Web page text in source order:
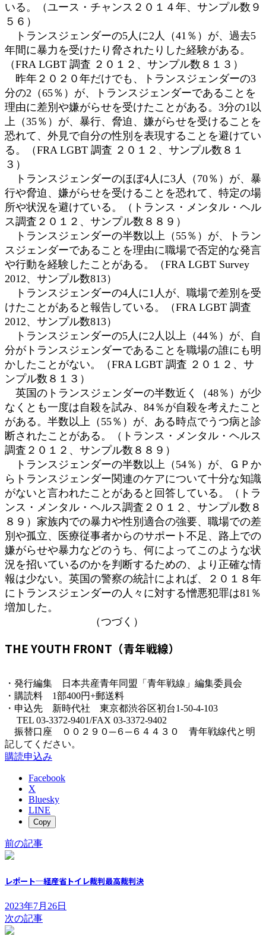
いる。（ユース・チャンス２０１４年、サンプル数９
５６）
トランスジェンダーの5人に2人（41％）が、過去5
年間に暴力を受けたり脅されたりした経験がある。
（FRA LGBT 調査 ２０１２、サンプル数８１３）
昨年２０２０年だけでも、トランスジェンダーの3
分の2（65％）が、トランスジェンダーであることを
理由に差別や嫌がらせを受けたことがある。3分の1以
上（35％）が、暴行、脅迫、嫌がらせを受けることを
恐れて、外見で自分の性別を表現することを避けてい
る。（FRA LGBT 調査 ２０１２、サンプル数８１
３）
トランスジェンダーのほぼ4人に3人（70％）が、暴
行や脅迫、嫌がらせを受けることを恐れて、特定の場
所や状況を避けている。（トランス・メンタル・ヘル
ス調査２０１２、サンプル数８８９）
トランスジェンダーの半数以上（55％）が、トラン
スジェンダーであることを理由に職場で否定的な発言
や行動を経験したことがある。（FRA LGBT Survey
2012、サンプル数813）
トランスジェンダーの4人に1人が、職場で差別を受
けたことがあると報告している。（FRA LGBT 調査
2012、サンプル数813）
トランスジェンダーの5人に2人以上（44％）が、自
分がトランスジェンダーであることを職場の誰にも明
かしたことがない。（FRA LGBT 調査 ２０１２、サ
ンプル数８１３）
英国のトランスジェンダーの半数近く（48％）が少
なくとも一度は自殺を試み、84％が自殺を考えたこと
がある。半数以上（55％）が、ある時点でうつ病と診
断されたことがある。（トランス・メンタル・ヘルス
調査２０１２、サンプル数８８９）
トランスジェンダーの半数以上（54％）が、ＧＰか
らトランスジェンダー関連のケアについて十分な知識
がないと言われたことがあると回答している。（トラ
ンス・メンタル・ヘルス調査２０１２、サンプル数８
８９）家族内での暴力や性別適合の強要、職場での差
別や孤立、医療従事者からのサポート不足、路上での
嫌がらせや暴力などのうち、何によってこのような状
況を招いているのかを判断するための、より正確な情
報は少ない。英国の警察の統計によれば、２０１８年
にトランスジェンダーの人々に対する憎悪犯罪は81％
増加した。
（つづく）
THE YOUTH FRONT（青年戦線）
・発行編集 日本共産青年同盟「青年戦線」編集委員会
・購読料 1部400円+郵送料
・申込先 新時代社 東京都渋谷区初台1-50-4-103
TEL 03-3372-9401/FAX 03-3372-9402
振替口座 ００２９０─６─６４４３０ 青年戦線代と明
記してください。
購読申込み
Facebook
X
Bluesky
LINE
Copy
前の記事
レポート─経産省トイレ裁判最高裁判決
2023年7月26日
次の記事